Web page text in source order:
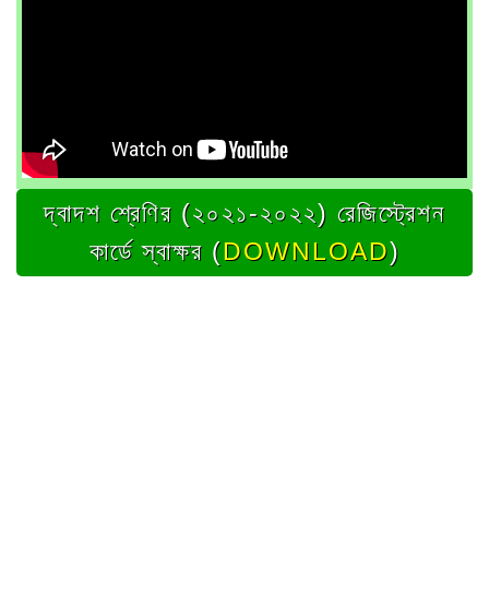
দ্বাদশ শ্রেণির (২০২১-২০২২) রেজিস্ট্রেশন
কার্ডে স্বাক্ষর (DOWNLOAD)